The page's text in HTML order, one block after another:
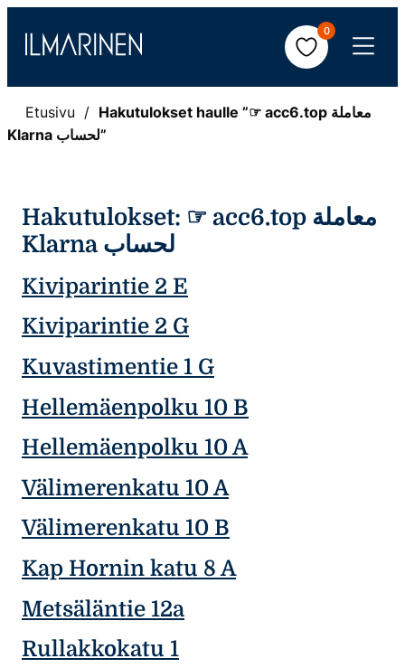
sisältöön
0
Avaa
valikko
Etusivu
Hakutulokset haulle ”☞ acc6.top معاملة
Klarna لحساب”
Hakutulokset: ☞ acc6.top معاملة
Klarna لحساب
Kiviparintie 2 E
Kiviparintie 2 G
Kuvastimentie 1 G
Hellemäenpolku 10 B
Hellemäenpolku 10 A
Välimerenkatu 10 A
Välimerenkatu 10 B
Kap Hornin katu 8 A
Metsäläntie 12a
Rullakkokatu 1